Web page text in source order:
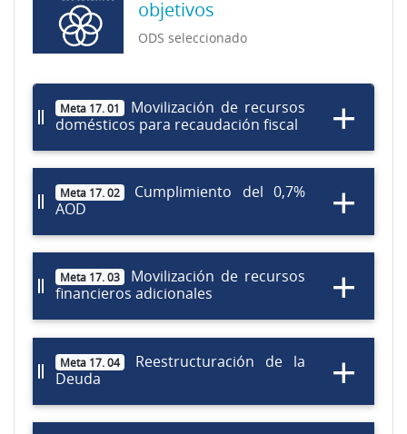
objetivos
ODS seleccionado
Meta 17. 01 Movilización de recursos
domésticos para recaudación fiscal
Meta 17. 02 Cumplimiento del 0,7%
AOD
Meta 17. 03 Movilización de recursos
financieros adicionales
Meta 17. 04 Reestructuración de la
Deuda